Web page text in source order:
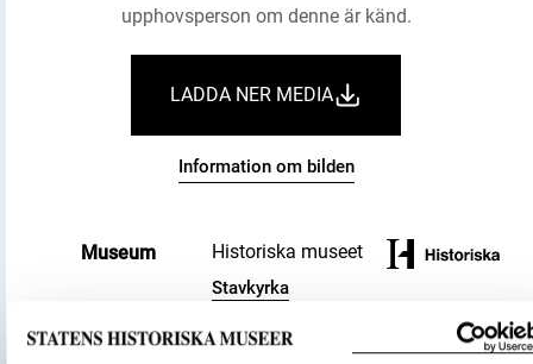
Museum Historiska museet
Föremålsbenämning
Stavkyrka
upphovsperson om denne är känd.
LADDA NER MEDIA
Information om bilden